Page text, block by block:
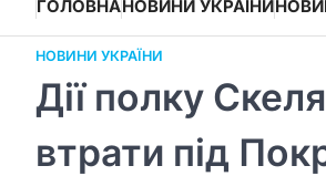
ГОЛОВНАНОВИНИ УКРАЇНИ
НОВИНИ УКРАЇНИ
Дії полку
втрати під